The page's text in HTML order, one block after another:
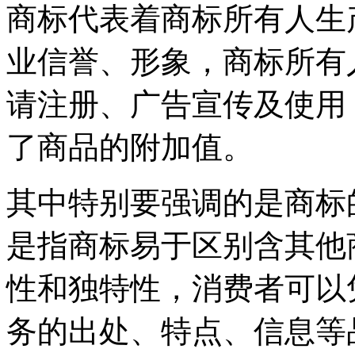
商标代表着商标所有人
业信誉、形象，商标所
请注册、广告宣传及使
了商品的附加值。
其中特别要强调的是商
是指商标易于区别含其
性和独特性，消费者可
务的出处、特点、信息